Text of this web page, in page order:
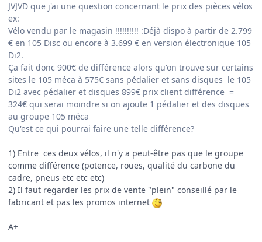
JVJVD que j'ai une question concernant le prix des pièces vélos
ex:
Vélo vendu par le magasin !!!!!!!!!! :Déjà dispo à partir de 2.799
€ en 105 Disc ou encore à 3.699 € en version électronique 105
Di2.
Ça fait donc 900€ de différence alors qu'on trouve sur certains
sites le 105 méca à 575€ sans pédalier et sans disques le 105
Di2 avec pédalier et disques 899€ prix client différence =
324€ qui serai moindre si on ajoute 1 pédalier et des disques
au groupe 105 méca
Qu'est ce qui pourrai faire une telle différence?
1) Entre ces deux vélos, il n'y a peut-être pas que le groupe
comme différence (potence, roues, qualité du carbone du
cadre, pneus etc etc etc)
2) Il faut regarder les prix de vente "plein" conseillé par le
fabricant et pas les promos internet
A+